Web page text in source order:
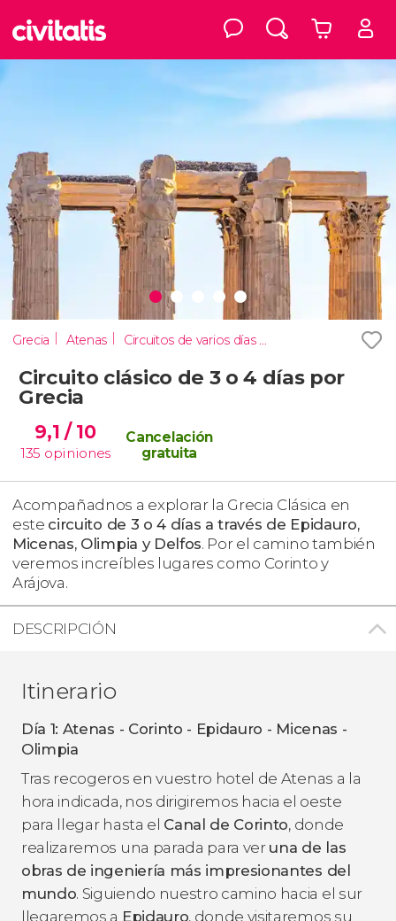
Grecia Atenas Circuitos de varios días desde Atenas
Circuito clásico de 3 o 4 días por
Grecia
9,1/ 10
135 opiniones
Cancelación
gratuita
Acompañadnos a explorar la Grecia Clásica en
este circuito de 3 o 4 días a través de Epidauro,
Micenas, Olimpia y Delfos. Por el camino también
veremos increíbles lugares como Corinto y
Arájova.
DESCRIPCIÓN
Itinerario
Día 1: Atenas - Corinto - Epidauro - Micenas -
Olimpia
Tras recogeros en vuestro hotel de Atenas a la
hora indicada, nos dirigiremos hacia el oeste
para llegar hasta el Canal de Corinto, donde
realizaremos una parada para ver una de las
obras de ingeniería más impresionantes del
mundo. Siguiendo nuestro camino hacia el sur
llegaremos a Epidauro, donde visitaremos su